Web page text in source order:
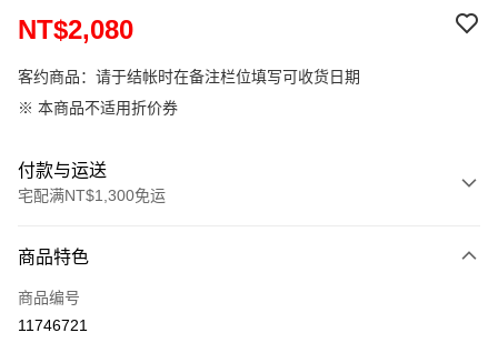
NT$2,080
客约商品：请于结帐时在备注栏位填写可收货日期
※ 本商品不适用折价券
付款与运送
宅配满NT$1,300免运
信用卡一次付款
LINE Pay
商品特色
商品编号
11746721